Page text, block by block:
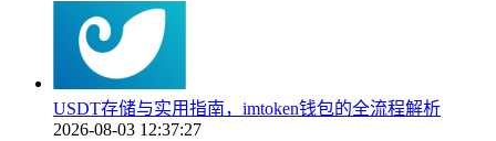
USDT存储与实用指南，imtoken钱包的全流程解析
2026-08-03 12:37:27